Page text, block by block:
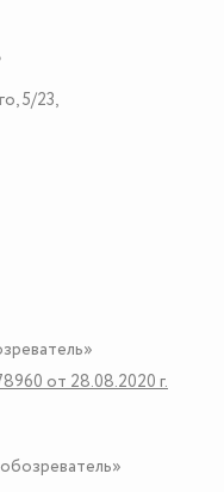
5/23,
от 28.08.2020 г.